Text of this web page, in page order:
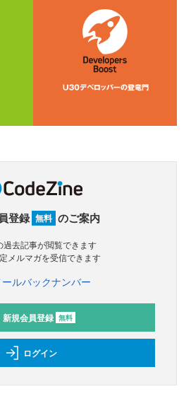
登録 無料 のご案内
過去記事が閲覧できます
メルマガを受信できます
ールバックナンバー
新規会員登録 無料
ログイン